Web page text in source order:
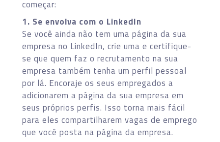
começar:
1. Se envolva com o LinkedIn
Se você ainda não tem uma página da sua
empresa no LinkedIn, crie uma e certifique-
se que quem faz o recrutamento na sua
empresa também tenha um perfil pessoal
por lá. Encoraje os seus empregados a
adicionarem a página da sua empresa em
seus próprios perfis. Isso torna mais fácil
para eles compartilharem vagas de emprego
que você posta na página da empresa.